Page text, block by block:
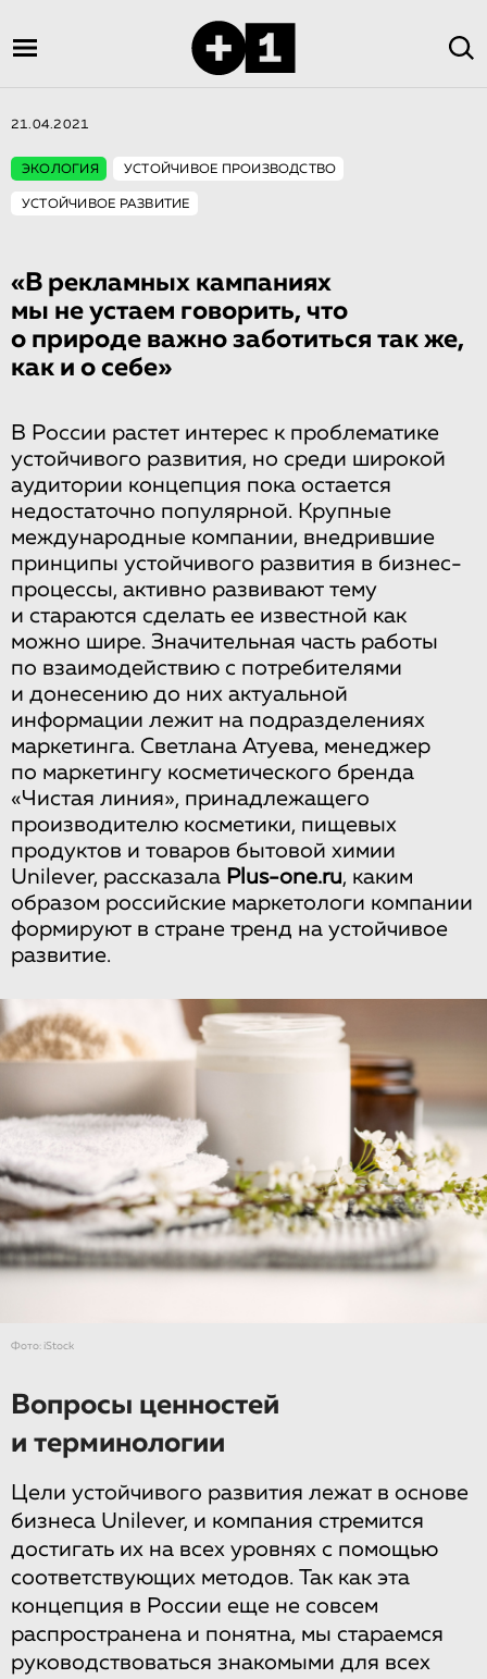
21.04.2021
ЭКОЛОГИЯ УСТОЙЧИВОЕ ПРОИЗВОДСТВО
УСТОЙЧИВОЕ РАЗВИТИЕ
«В рекламных кампаниях
мы не устаем говорить, что
о природе важно заботиться так же,
как и о себе»
В России растет интерес к проблематике
устойчивого развития, но среди широкой
аудитории концепция пока остается
недостаточно популярной. Крупные
международные компании, внедрившие
принципы устойчивого развития в бизнес-
процессы, активно развивают тему
и стараются сделать ее известной как
можно шире. Значительная часть работы
по взаимодействию с потребителями
и донесению до них актуальной
информации лежит на подразделениях
маркетинга. Светлана Атуева, менеджер
по маркетингу косметического бренда
«Чистая линия», принадлежащего
производителю косметики, пищевых
продуктов и товаров бытовой химии
Unilever, рассказала Plus-one.ru, каким
образом российские маркетологи компании
формируют в стране тренд на устойчивое
развитие.
Фото: iStock
Вопросы ценностей
и терминологии
Цели устойчивого развития лежат в основе
бизнеса Unilever, и компания стремится
достигать их на всех уровнях с помощью
соответствующих методов. Так как эта
концепция в России еще не совсем
распространена и понятна, мы стараемся
руководствоваться знакомыми для всех